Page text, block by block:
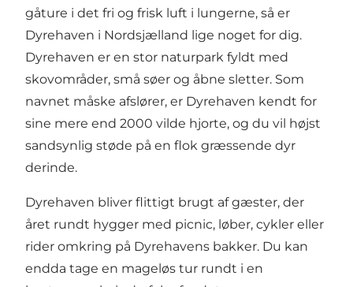
gåture i det fri og frisk luft i lungerne, så er
Dyrehaven i Nordsjælland lige noget for dig.
Dyrehaven er en stor naturpark fyldt med
skovområder, små søer og åbne sletter. Som
navnet måske afslører, er Dyrehaven kendt for
sine mere end 2000 vilde hjorte, og du vil højst
sandsynlig støde på en flok græssende dyr
derinde.
Dyrehaven bliver flittigt brugt af gæster, der
året rundt hygger med picnic, løber, cykler eller
rider omkring på Dyrehavens bakker. Du kan
endda tage en mageløs tur rundt i en